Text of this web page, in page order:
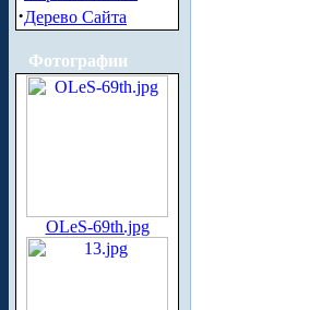
·Дерево Сайта
Фотографии
OLeS-69th.jpg